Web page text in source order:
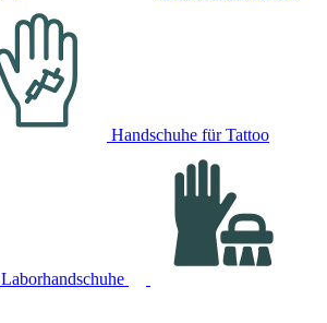
Handschuhe für Tattoo
Laborhandschuhe